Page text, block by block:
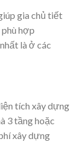
gia chủ tiết
hợp
là ở các
tích xây dựng
3 tầng hoặc
xây dựng